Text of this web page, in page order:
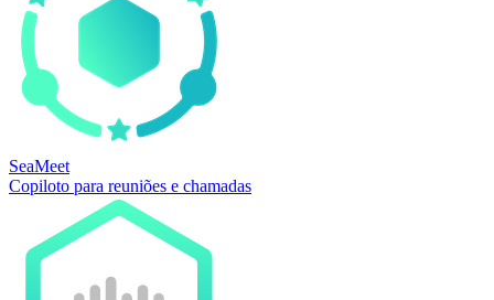
SeaMeet
Copiloto para reuniões e chamadas